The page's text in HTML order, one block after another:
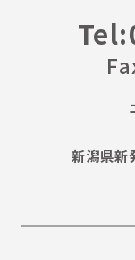
新潟県新